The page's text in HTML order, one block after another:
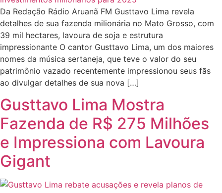
Da Redação Rádio Aruanã FM Gusttavo Lima revela
detalhes de sua fazenda milionária no Mato Grosso, com
39 mil hectares, lavoura de soja e estrutura
impressionante O cantor Gusttavo Lima, um dos maiores
nomes da música sertaneja, que teve o valor do seu
patrimônio vazado recentemente impressionou seus fãs
ao divulgar detalhes de sua nova […]
Gusttavo Lima Mostra
Fazenda de R$ 275 Milhões
e Impressiona com Lavoura
Gigant